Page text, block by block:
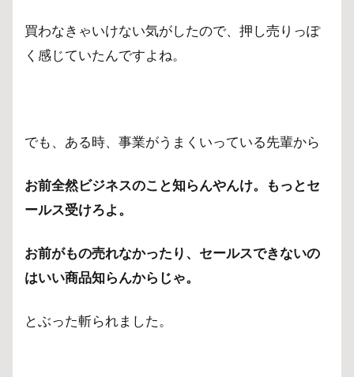
とに
かく
触れ
１億
付け
たこ
す
か？
買わなきゃいけない気がしたので、押し売りっぽ
く感じていたんですよね。
でも、ある時、事業がうまくいっている先輩から
お前全然ビジネスのこと知らんやんけ。もっとセ
ールス受けろよ。
お前がもの売れなかったり、セールスできないの
はいい商品知らんからじゃ。
とぶった斬られました。